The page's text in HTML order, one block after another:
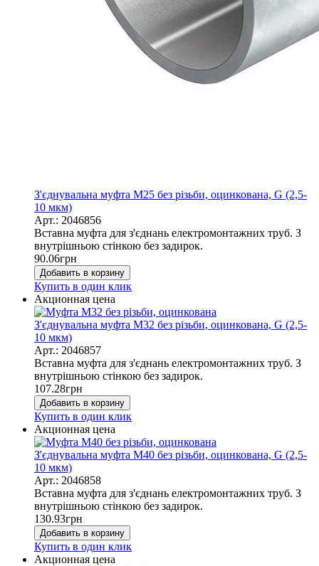
З'єднувальна муфта М25 без різьби, оцинкована, G (2,5-
10 мкм)
Арт.: 2046856
Вставна муфта для з'єднань електромонтажних труб. З
внутрішньою стінкою без задирок.
90.06грн
Добавить в корзину
Купить в один клик
Акционная цена
З'єднувальна муфта М32 без різьби, оцинкована, G (2,5-
10 мкм)
Арт.: 2046857
Вставна муфта для з'єднань електромонтажних труб. З
внутрішньою стінкою без задирок.
107.28грн
Добавить в корзину
Купить в один клик
Акционная цена
З'єднувальна муфта М40 без різьби, оцинкована, G (2,5-
10 мкм)
Арт.: 2046858
Вставна муфта для з'єднань електромонтажних труб. З
внутрішньою стінкою без задирок.
130.93грн
Добавить в корзину
Купить в один клик
Акционная цена